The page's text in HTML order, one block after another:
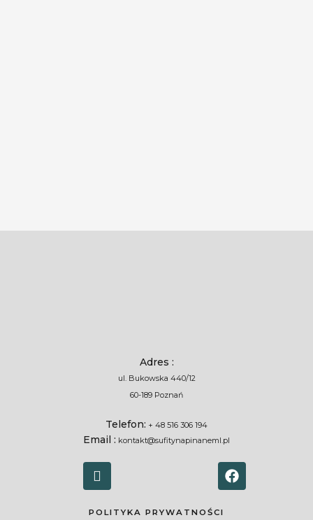
Adres :
ul. Bukowska 440/12
60-189 Poznań
Telefon: + 48 516 306 194
Email : kontakt@sufitynapinaneml.pl
POLITYKA PRYWATNOŚCI